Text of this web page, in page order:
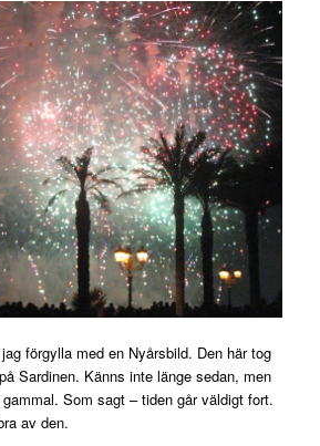
förgylla med en Nyårsbild. Den här tog
Sardinen. Känns inte länge sedan, men
Som sagt – tiden går väldigt fort.
av den.